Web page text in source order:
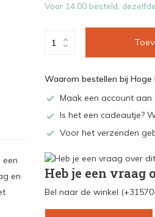
en
Voor 14.00 besteld,
Waarom bestellen bij Hoge
Maak een account
Is het een cadeautje?
Voor het verzenden
Heb je een vraag
Bel naar de winkel